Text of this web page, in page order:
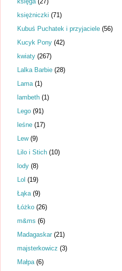
księżniczki (71)
Kubuś Puchatek i przyjaciele (56)
Kucyk Pony (42)
kwiaty (267)
Lalka Barbie (28)
Lama (1)
lambeth (1)
Lego (91)
leśne (17)
Lew (9)
Lilo i Stich (10)
lody (8)
Lol (19)
Łąka (9)
Łóżko (26)
m&ms (6)
Madagaskar (21)
majsterkowicz (3)
Małpa (6)